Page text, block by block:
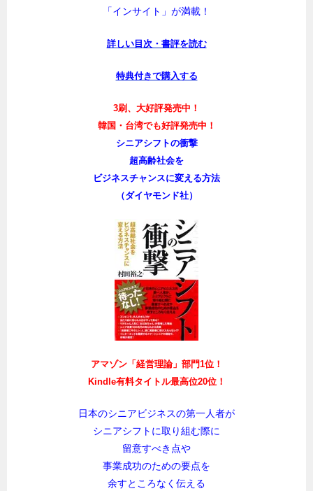
「インサイト」が満載！
詳しい目次・書評を読む
特典付きで購入する
3刷、大好評発売中！
韓国・台湾でも好評発売中！
シニアシフトの衝撃
超高齢社会を
ビジネスチャンスに変える方法
（ダイヤモンド社）
アマゾン「経営理論」部門1位！
Kindle有料タイトル最高位20位！
日本のシニアビジネスの第一人者が
シニアシフトに取り組む際に
留意すべき点や
事業成功のための要点を
余すところなく伝える